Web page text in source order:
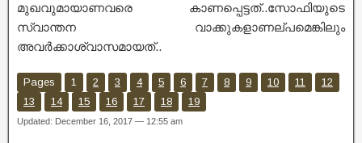
മുഖവുമായാണവരെ കാണപ്പെട്ടത്..സോഫിയുടെ
സ്വാന്തന വാക്കുകളാണല്പമെങ്കിലും
അവർക്കാശ്വാസമായത്..
Pages 1 2 3 4 5 6 7 8 9 10 11
12
13
14 15 16 17 18 19
Updated: December 16, 2017 — 12:55 am